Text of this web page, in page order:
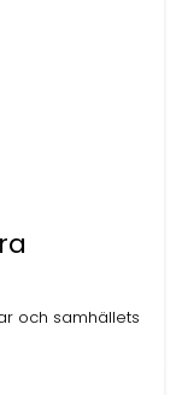
och samhällets